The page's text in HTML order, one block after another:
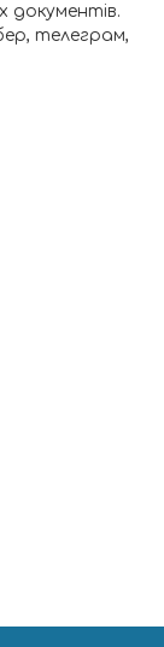
документів.
телеграм,